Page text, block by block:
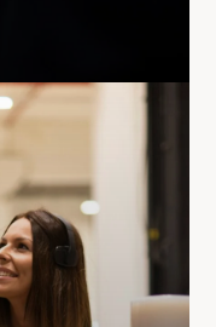
Ihre Logistik
bis